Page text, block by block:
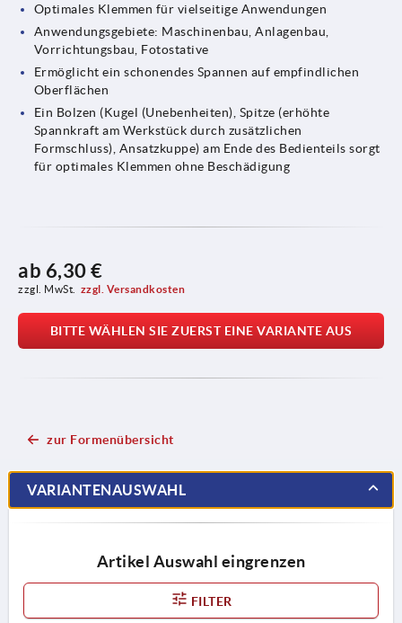
Optimales Klemmen für vielseitige Anwendungen
Anwendungsgebiete: Maschinenbau, Anlagenbau,
Vorrichtungsbau, Fotostative
Ermöglicht ein schonendes Spannen auf empfindlichen
Oberflächen
Ein Bolzen (Kugel (Unebenheiten), Spitze (erhöhte
Spannkraft am Werkstück durch zusätzlichen
Formschluss), Ansatzkuppe) am Ende des Bedienteils sorgt
für optimales Klemmen ohne Beschädigung
ab 6,30 €
zzgl. MwSt. zzgl. Versandkosten
BITTE WÄHLEN SIE ZUERST EINE VARIANTE AUS
zur Formenübersicht
VARIANTENAUSWAHL
Artikel Auswahl eingrenzen
FILTER